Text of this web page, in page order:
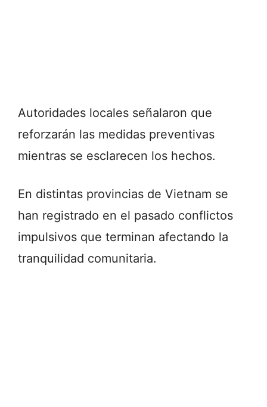
Autoridades locales señalaron que
reforzarán las medidas preventivas
mientras se esclarecen los hechos.
En distintas provincias de Vietnam se
han registrado en el pasado conflictos
impulsivos que terminan afectando la
tranquilidad comunitaria.